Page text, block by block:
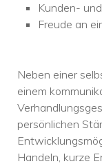
Kunden-
Freude an
Neben einer
einem
persönlichen
Handeln, kurze